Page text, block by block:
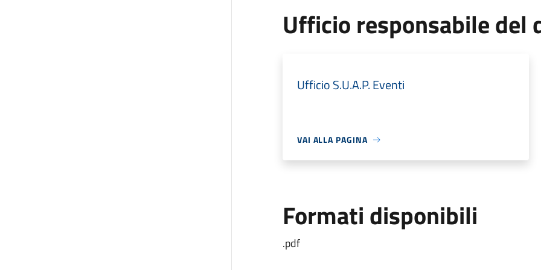
Ufficio responsabile del
Ufficio S.U.A.P. Eventi
VAI ALLA PAGINA
Formati disponibili
.pdf